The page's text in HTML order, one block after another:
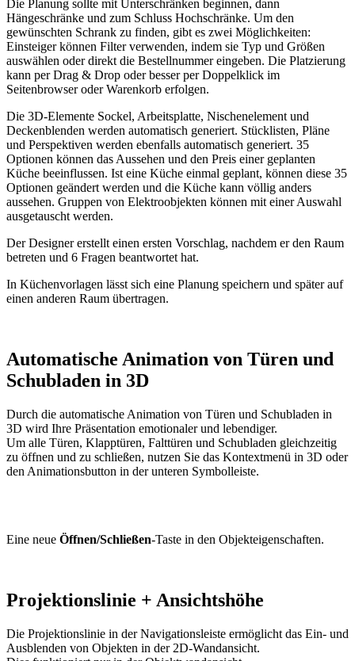
Die Planung sollte mit Unterschränken beginnen, dann
Hängeschränke und zum Schluss Hochschränke. Um den
gewünschten Schrank zu finden, gibt es zwei Möglichkeiten:
Einsteiger können Filter verwenden, indem sie Typ und Größen
auswählen oder direkt die Bestellnummer eingeben. Die Platzierung
kann per Drag & Drop oder besser per Doppelklick im
Seitenbrowser oder Warenkorb erfolgen.
Die 3D-Elemente Sockel, Arbeitsplatte, Nischenelement und
Deckenblenden werden automatisch generiert. Stücklisten, Pläne
und Perspektiven werden ebenfalls automatisch generiert. 35
Optionen können das Aussehen und den Preis einer geplanten
Küche beeinflussen. Ist eine Küche einmal geplant, können diese 35
Optionen geändert werden und die Küche kann völlig anders
aussehen. Gruppen von Elektroobjekten können mit einer Auswahl
ausgetauscht werden.
Der Designer erstellt einen ersten Vorschlag, nachdem er den Raum
betreten und 6 Fragen beantwortet hat.
In Küchenvorlagen lässt sich eine Planung speichern und später auf
einen anderen Raum übertragen.
Automatische Animation von Türen und
Schubladen in 3D
Durch die automatische Animation von Türen und Schubladen in
3D wird Ihre Präsentation emotionaler und lebendiger.
Um alle Türen, Klapptüren, Falttüren und Schubladen gleichzeitig
zu öffnen und zu schließen, nutzen Sie das Kontextmenü in 3D oder
den Animationsbutton in der unteren Symbolleiste.
Eine neue Öffnen/Schließen-Taste in den Objekteigenschaften.
Projektionslinie + Ansichtshöhe
Die Projektionslinie in der Navigationsleiste ermöglicht das Ein- und
Ausblenden von Objekten in der 2D-Wandansicht.